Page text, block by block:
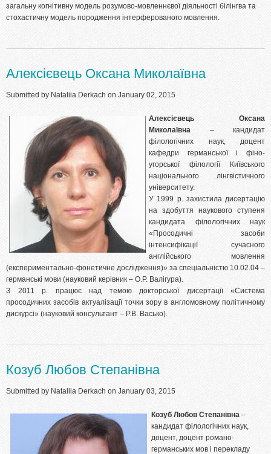
загальну когнітивну модель розумово-мовленнєвої діяльності білінгва та
стохастичну модель породження інтерферованого мовлення.
Алексієвець Оксана Миколаївна
Submitted by Nataliia Derkach on January 02, 2015
Алексієвець Оксана
Миколаївна – кандидат
філологічних наук, доцент
кафедри германської і фіно-
угорської філології Київського
національного лінгвістичного
університету.
У 1999 р. захистила дисертацію
на здобуття наукового ступеня
кандидата філологічних наук
«Просодичні засоби
інтенсифікації сучасного
англійського мовлення
(експериментально-фонетичне дослідження)» за спеціальністю 10.02.04 –
германські мови (науковий керівник – О.Р. Валігура).
З 2011 р. працює над темою докторської дисертації «Система
просодичних засобів актуалізації точки зору в англомовному політичному
дискурсі» (науковий консультант – Р.В. Васько).
Козуб Любов Степанівна
Submitted by Nataliia Derkach on January 03, 2015
Козуб Любов Степанівна –
кандидат філологічних наук,
доцент, доцент романо-
германських мов і перекладу